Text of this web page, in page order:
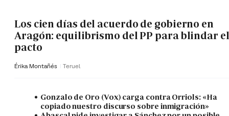
Los cien días del acuerdo de gobierno en
Aragón: equilibrismo del PP para blindar el
pacto
Érika Montañés Teruel
Gonzalo de Oro (Vox) carga contra Orriols: «Ha
copiado nuestro discurso sobre inmigración»